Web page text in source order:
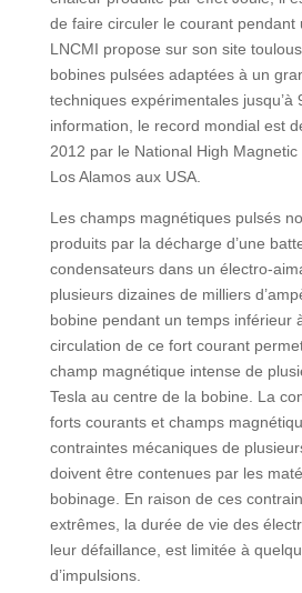
de faire circuler le courant pendant
LNCMI propose sur son site
bobines pulsées adaptées à un
techniques expérimentales jusqu’à
information, le record mondial est
2012 par le National High
Los Alamos aux USA.
Les champs magnétiques pulsés
produits par la décharge d’une
condensateurs dans un électro-
plusieurs dizaines de milliers
bobine pendant un temps inférieur
circulation de ce fort courant
champ magnétique intense de
Tesla au centre de la bobine. La
forts courants et champs
contraintes mécaniques de
doivent être contenues par les
bobinage. En raison de ces
extrêmes, la durée de vie des
leur défaillance, est limitée à
d’impulsions.